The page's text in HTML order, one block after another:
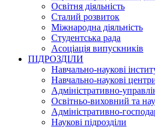
Освітня діяльність
Сталий розвиток
Міжнародна діяльність
Студентська рада
Асоціація випускників
ПІДРОЗДІЛИ
Навчально-наукові
Навчально-наукові
Адміністративно-
Освітньо-виховний та
Адміністративно-
Наукові підрозділи